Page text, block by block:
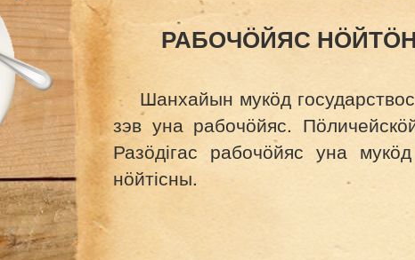
РАБОЧӦЙЯС
Шанхайын мукӧд
зэв уна рабочӧйяс.
Разӧдігас рабочӧйяс уна
нӧйтісны.